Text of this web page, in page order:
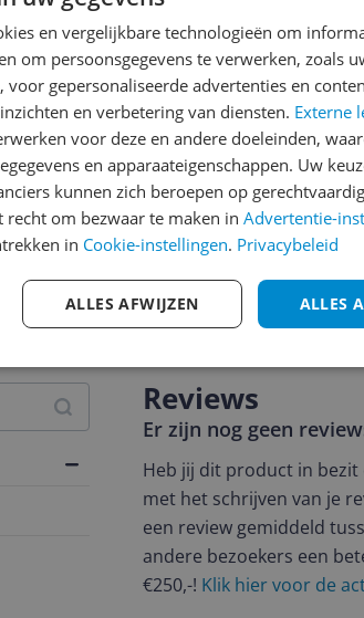
Reviews
Er zijn nog geen
Heb jij dit product in bezit
met het schrijven van je
een review gemiddeld
andere bezoekers een
€250,-! Klik hier voor de
en vergelijkbare technologieën om
om persoonsgegevens te verwerken, zoals
gepersonaliseerde advertenties en
en verbetering van diensten. Externe
voor deze en andere doeleinden,
en apparaateigenschappen. Uw
kunnen zich beroepen op
om bezwaar te maken in Advertentie-
in Cookie-instellingen. Privacybeleid
ALLES
ALLES AFWIJZEN